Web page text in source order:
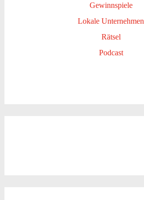
Gewinnspiele
Lokale Unternehmen
Rätsel
Podcast